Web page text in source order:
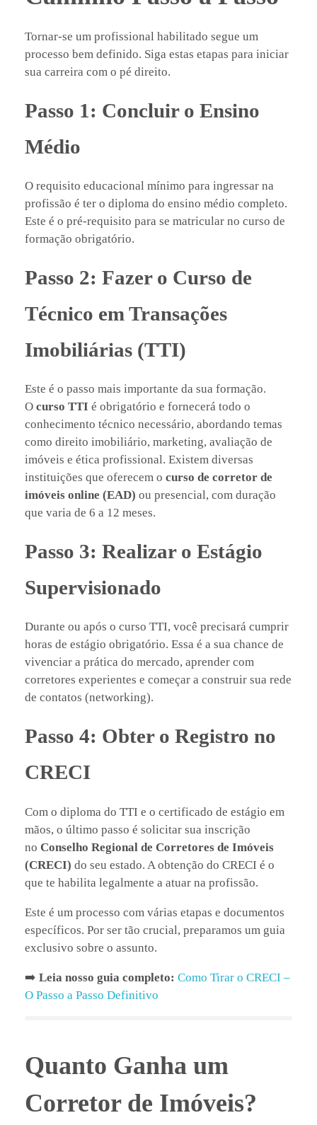
Tornar-se um profissional habilitado segue um
processo bem definido. Siga estas etapas para iniciar
sua carreira com o pé direito.
Passo 1: Concluir o Ensino
Médio
O requisito educacional mínimo para ingressar na
profissão é ter o diploma do ensino médio completo.
Este é o pré-requisito para se matricular no curso de
formação obrigatório.
Passo 2: Fazer o Curso de
Técnico em Transações
Imobiliárias (TTI)
Este é o passo mais importante da sua formação.
O curso TTI é obrigatório e fornecerá todo o
conhecimento técnico necessário, abordando temas
como direito imobiliário, marketing, avaliação de
imóveis e ética profissional. Existem diversas
instituições que oferecem o curso de corretor de
imóveis online (EAD) ou presencial, com duração
que varia de 6 a 12 meses.
Passo 3: Realizar o Estágio
Supervisionado
Durante ou após o curso TTI, você precisará cumprir
horas de estágio obrigatório. Essa é a sua chance de
vivenciar a prática do mercado, aprender com
corretores experientes e começar a construir sua rede
de contatos (networking).
Passo 4: Obter o Registro no
CRECI
Com o diploma do TTI e o certificado de estágio em
mãos, o último passo é solicitar sua inscrição
no Conselho Regional de Corretores de Imóveis
(CRECI) do seu estado. A obtenção do CRECI é o
que te habilita legalmente a atuar na profissão.
Este é um processo com várias etapas e documentos
específicos. Por ser tão crucial, preparamos um guia
exclusivo sobre o assunto.
➡️ Leia nosso guia completo: Como Tirar o CRECI –
O Passo a Passo Definitivo
Quanto Ganha um
Corretor de Imóveis?